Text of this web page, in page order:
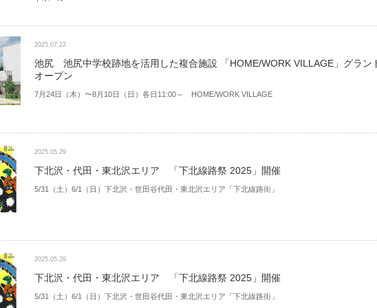
2025.07.22
池尻 池尻中学校跡地を活用した複合施設 「HOME/WORK VILLAGE」グラン
オープン
7月24日（木）〜8月10日（日）各日11:00～ HOME/WORK VILLAGE
2025.05.29
下北沢・代田・東北沢エリア 「下北線路祭 2025」開催
5/31（土）6/1（日）下北沢・世田谷代田・東北沢エリア「下北線路街」
2025.05.29
下北沢・代田・東北沢エリア 「下北線路祭 2025」開催
5/31（土）6/1（日）下北沢・世田谷代田・東北沢エリア「下北線路街」